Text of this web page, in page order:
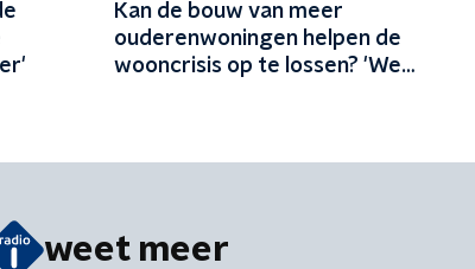
Kan de bouw van meer
ouderenwoningen helpen de
wooncrisis op te lossen? 'We
weet meer